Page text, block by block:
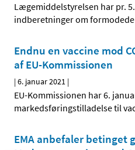
Lægemiddelstyrelsen har pr.
indberetninger om
Endnu en vaccine mod
af EU-Kommissionen
|6. januar 2021 |
EU-Kommissionen har 6.
markedsføringstilladelse til
EMA anbefaler betinget